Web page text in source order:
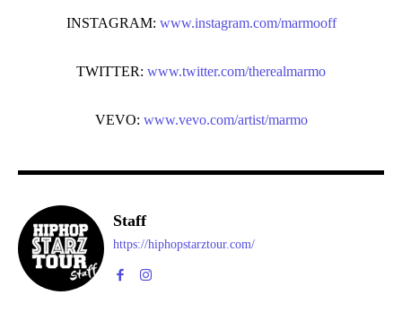
INSTAGRAM: www.instagram.com/marmooff
TWITTER: www.twitter.com/therealmarmo
VEVO: www.vevo.com/artist/marmo
Staff
https://hiphopstarztour.com/